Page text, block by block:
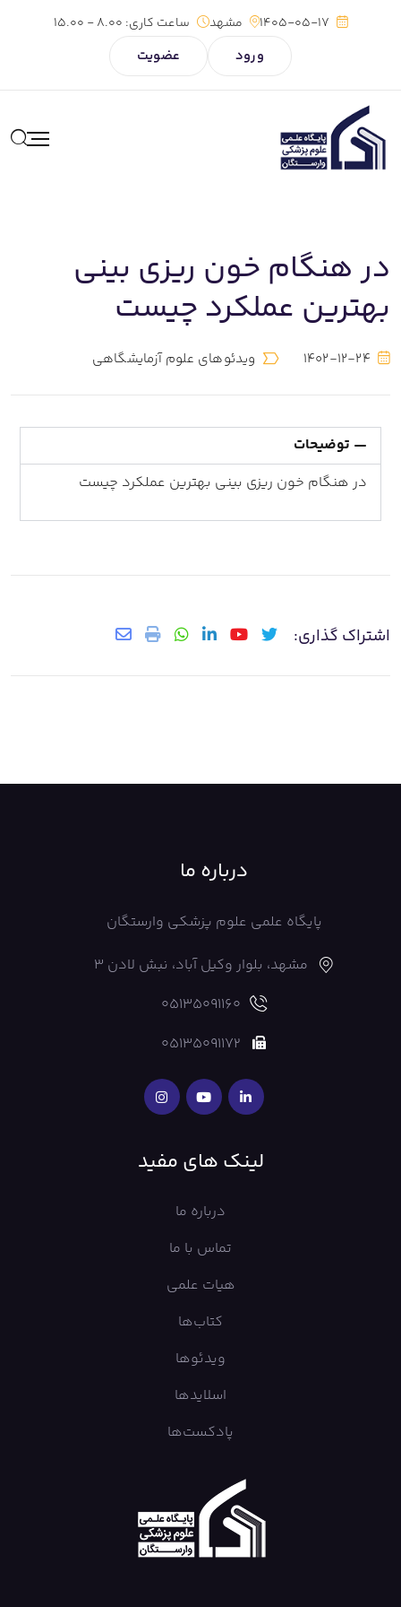
1405-05-17 مشهد ساعت کاری:
ورود عضویت
در هنگام خون ریزی بینی
بهترین عملکرد چیست
1402-12-24 ویدئوهای علوم آزمایشگاهی
توضیحات
در هنگام خون ریزی بینی بهترین عملکرد چیست
اشتراک گذاری:
درباره ما
پایگاه علمی علوم پزشکی وارستگان
مشهد، بلوار وکیل آباد، نبش لادن 3
05135091160
05135091172
لینک های مفید
درباره ما
تماس با ما
هیات علمی
کتاب‌ها
ویدئوها
اسلایدها
پادکست‌ها